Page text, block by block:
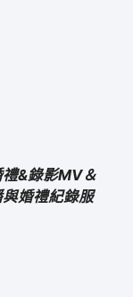
&錄影MV＆
婚禮紀錄服